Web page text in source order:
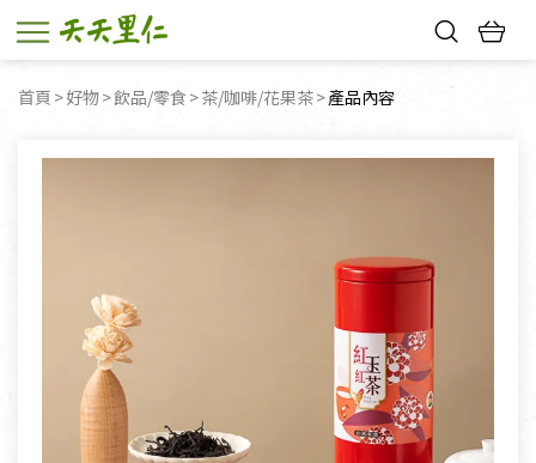
首頁 好物 飲品/零食 茶/咖啡/花果茶 目前頁面：
產品內容